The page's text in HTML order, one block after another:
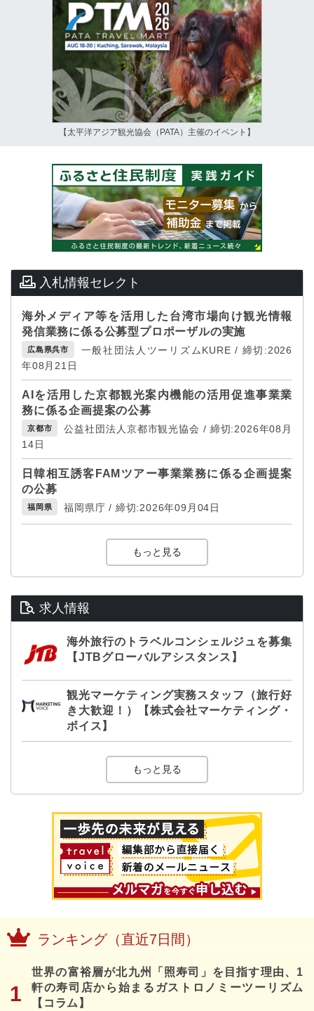
【太平洋アジア観光協会（PATA）主催のイベント】
入札情報セレクト
海外メディア等を活用した台湾市場向け観光情報
発信業務に係る公募型プロポーザルの実施
広島県呉市
一般社団法人ツーリズムKURE / 締切:2026
年08月21日
AIを活用した京都観光案内機能の活用促進事業業
務に係る企画提案の公募
京都市
公益社団法人京都市観光協会 / 締切:2026年08月
14日
日韓相互誘客FAMツアー事業業務に係る企画提案
の公募
福岡県 福岡県庁 / 締切:2026年09月04日
もっと見る
求人情報
海外旅行のトラベルコンシェルジュを募集
【JTBグローバルアシスタンス】
観光マーケティング実務スタッフ（旅行好
き大歓迎！）【株式会社マーケティング・
ボイス】
もっと見る
ランキング（直近7日間）
世界の富裕層が北九州「照寿司」を目指す理由、1
軒の寿司店から始まるガストロノミーツーリズム
【コラム】